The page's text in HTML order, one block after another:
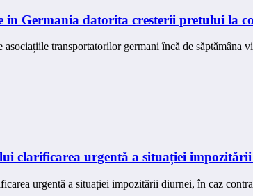
in Germania datorita cresterii pretului la
asociațiile transportatorilor germani încă de săptămâna
clarificarea urgentă a situației
urgentă a situației impozitării diurnei, în caz